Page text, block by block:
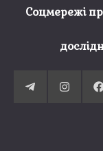
Соцмережі